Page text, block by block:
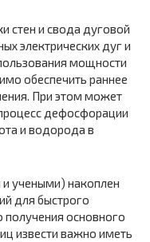
стен и свода дуговой
электрических дуг и
мощности
обеспечить раннее
При этом может
дефосфорации
и водорода в
учеными) накоплен
для быстрого
основного
извести важно иметь